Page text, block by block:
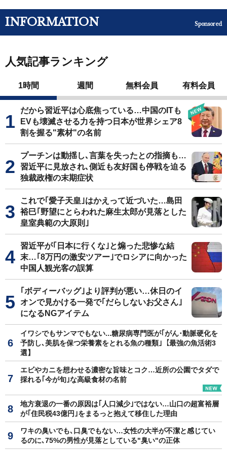
INFORMATION Sponsored
人気記事ランキング
1時間 週間 無料会員 有料会員
だから習近平は心底焦っている…中国のITも
EVも壊滅させる力を持つ日本が世界シェア8
割を握る"素材"の名前
プーチンは動揺し､言葉を失ったとの指摘も…
習近平に見放され､側近も友好国も停戦を迫る
独裁政権の末期症状
これで｢愛子天皇｣はかえって近づいた…島田
裕巳｢野望にとらわれた麻生太郎が見落とした
皇室典範の大原則｣
習近平が｢日本に行くな｣と煽った悲惨な結
末…｢8万円の激安ツアー｣でロシアに向かった
中国人観光客の誤算
｢ボディーバッグ｣より評判が悪い…休日のイ
オンで見かける一発で｢だらしないお父さん｣
になるNGアイテム
イワシでもサンマでもない...糖尿病専門医が｢がん･動脈硬化を
予防し､美肌を保つ栄養素をとれる魚の種類｣【最強の魚活術3
選】
エビやカニを想わせる濃密な旨味とコク…近所の公園でタダで
採れる｢今が旬｣な高級食材の名前
地方衰退の一番の原因は｢人口減少｣ではない…山口の超富裕層
が｢住民税43億円｣をまるっと抱えて移住した理由
ワキの臭いでも､口臭でもない…女性の大半が不潔と感じてい
るのに､75%の男性が見落としている"臭い"の正体